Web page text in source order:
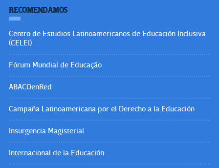
RECOMENDAMOS
Centro de Estudios Latinoamericanos de Educación Inclusiva
(CELEI)
Fórum Mundial de Educação
ABACOenRed
Campaña Latinoamericana por el Derecho a la Educación
Insurgencia Magisterial
Internacional de la Educación